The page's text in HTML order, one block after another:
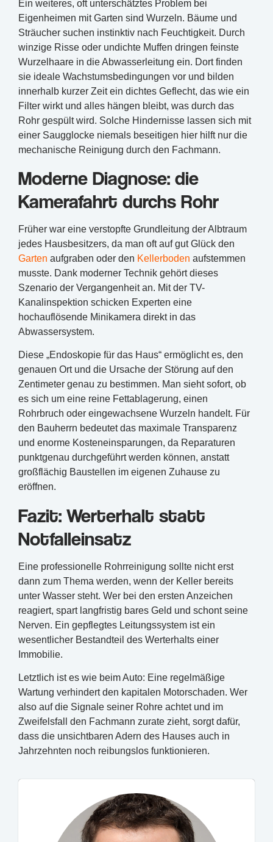
Ein weiteres, oft unterschätztes Problem bei
Eigenheimen mit Garten sind Wurzeln. Bäume und
Sträucher suchen instinktiv nach Feuchtigkeit. Durch
winzige Risse oder undichte Muffen dringen feinste
Wurzelhaare in die Abwasserleitung ein. Dort finden
sie ideale Wachstumsbedingungen vor und bilden
innerhalb kurzer Zeit ein dichtes Geflecht, das wie ein
Filter wirkt und alles hängen bleibt, was durch das
Rohr gespült wird. Solche Hindernisse lassen sich mit
einer Saugglocke niemals beseitigen hier hilft nur die
mechanische Reinigung durch den Fachmann.
Moderne Diagnose: die
Kamerafahrt durchs Rohr
Früher war eine verstopfte Grundleitung der Albtraum
jedes Hausbesitzers, da man oft auf gut Glück den
Garten aufgraben oder den Kellerboden aufstemmen
musste. Dank moderner Technik gehört dieses
Szenario der Vergangenheit an. Mit der TV-
Kanalinspektion schicken Experten eine
hochauflösende Minikamera direkt in das
Abwassersystem.
Diese „Endoskopie für das Haus“ ermöglicht es, den
genauen Ort und die Ursache der Störung auf den
Zentimeter genau zu bestimmen. Man sieht sofort, ob
es sich um eine reine Fettablagerung, einen
Rohrbruch oder eingewachsene Wurzeln handelt. Für
den Bauherrn bedeutet das maximale Transparenz
und enorme Kosteneinsparungen, da Reparaturen
punktgenau durchgeführt werden können, anstatt
großflächig Baustellen im eigenen Zuhause zu
eröffnen.
Fazit: Werterhalt statt
Notfalleinsatz
Eine professionelle Rohrreinigung sollte nicht erst
dann zum Thema werden, wenn der Keller bereits
unter Wasser steht. Wer bei den ersten Anzeichen
reagiert, spart langfristig bares Geld und schont seine
Nerven. Ein gepflegtes Leitungssystem ist ein
wesentlicher Bestandteil des Werterhalts einer
Immobilie.
Letztlich ist es wie beim Auto: Eine regelmäßige
Wartung verhindert den kapitalen Motorschaden. Wer
also auf die Signale seiner Rohre achtet und im
Zweifelsfall den Fachmann zurate zieht, sorgt dafür,
dass die unsichtbaren Adern des Hauses auch in
Jahrzehnten noch reibungslos funktionieren.